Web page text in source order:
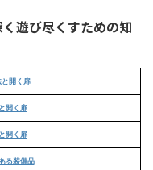
遊び尽くすための知
と開く扉
開く扉
開く扉
る装備品